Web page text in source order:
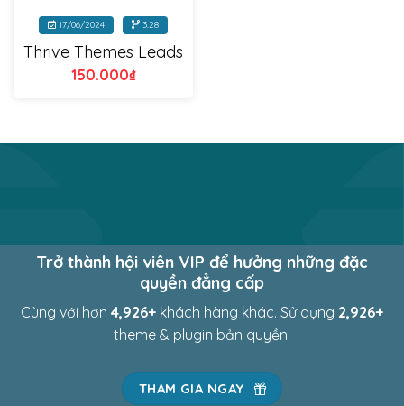
17/06/2024 3.28
Thrive Themes Leads
150.000₫
Trở thành hội viên VIP để hưởng những đặc
quyền đẳng cấp
Cùng với hơn 4,969+ khách hàng khác. Sử dụng 2,969+
theme & plugin bản quyền!
THAM GIA NGAY